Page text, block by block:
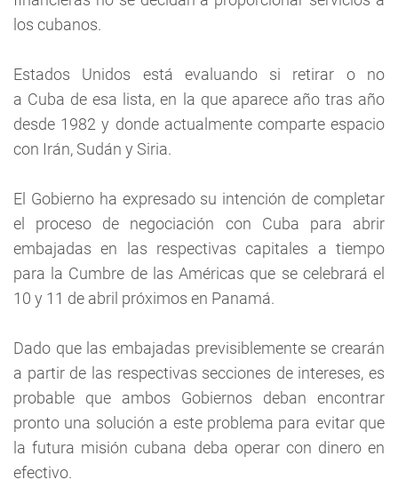
los cubanos.
Estados Unidos está evaluando si retirar o no
a Cuba de esa lista, en la que aparece año tras año
desde 1982 y donde actualmente comparte espacio
con Irán, Sudán y Siria.
El Gobierno ha expresado su intención de completar
el proceso de negociación con Cuba para abrir
embajadas en las respectivas capitales a tiempo
para la Cumbre de las Américas que se celebrará el
10 y 11 de abril próximos en Panamá.
Dado que las embajadas previsiblemente se crearán
a partir de las respectivas secciones de intereses, es
probable que ambos Gobiernos deban encontrar
pronto una solución a este problema para evitar que
la futura misión cubana deba operar con dinero en
efectivo.